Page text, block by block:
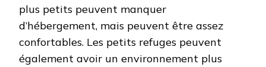
plus petits peuvent manquer
d’hébergement, mais peuvent être assez
confortables. Les petits refuges peuvent
également avoir un environnement plus